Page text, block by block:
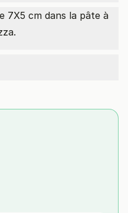
7X5 cm dans la pâte à